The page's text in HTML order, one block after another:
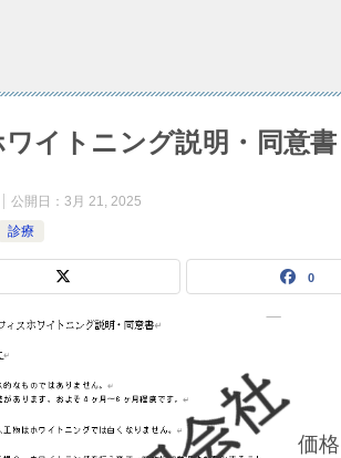
イトニング説明・同意書
公開日： 3月 21, 2025
診療
0
価